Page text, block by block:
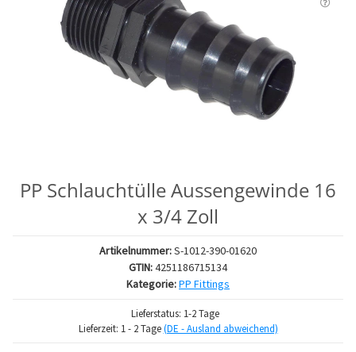
PP Schlauchtülle Aussengewinde 16
x 3/4 Zoll
Artikelnummer:S-1012-390-01620
GTIN:4251186715134
Kategorie:PP Fittings
Lieferstatus: 1-2 Tage
Lieferzeit: 1 - 2 Tage(DE - Ausland abweichend)